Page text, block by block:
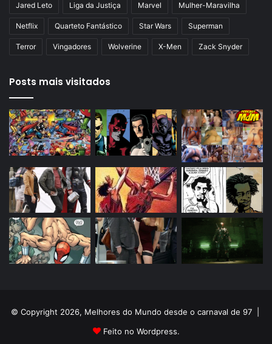
Jared Leto Liga da Justiça Marvel Mulher-Maravilha
Netflix Quarteto Fantástico Star Wars Superman
Terror Vingadores Wolverine X-Men Zack Snyder
Posts mais visitados
© Copyright 2026, Melhores do Mundo desde o carnaval de 97 |
Feito no Wordpress.